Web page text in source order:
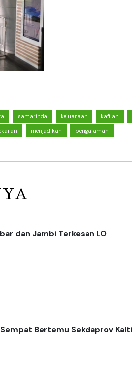
samarinda kejuaraan kafilah
menjadikan pengalaman
dan Jambi Terkesan LO
Sempat Bertemu Sekdaprov